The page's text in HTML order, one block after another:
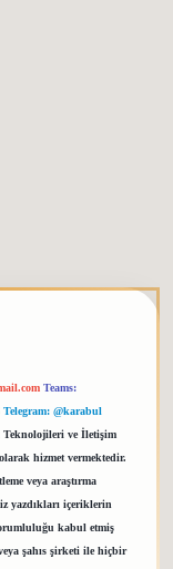
Teams:
Telegram: @karabul
Teknolojileri ve İletişim
hizmet vermektedir.
veya araştırma
yazdıkları içeriklerin
kabul etmiş
şahıs şirketi ile hiçbir